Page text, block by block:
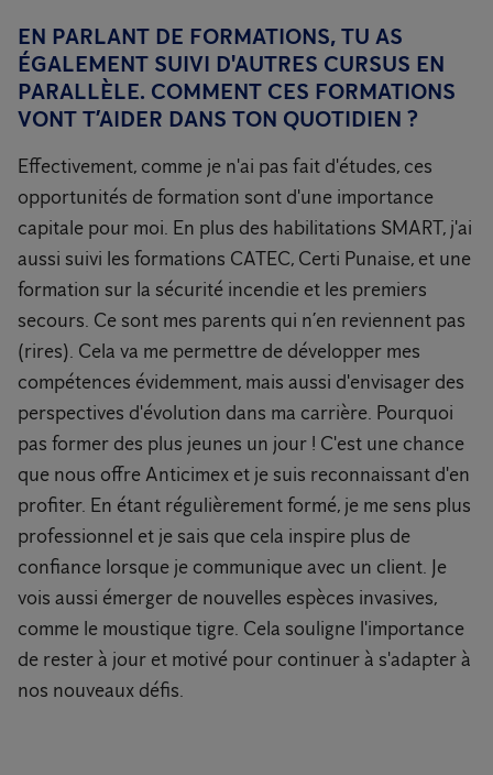
EN PARLANT DE FORMATIONS, TU AS
ÉGALEMENT SUIVI D'AUTRES CURSUS EN
PARALLÈLE. COMMENT CES FORMATIONS
VONT T’AIDER DANS TON QUOTIDIEN ?
Effectivement, comme je n'ai pas fait d'études, ces
opportunités de formation sont d'une importance
capitale pour moi. En plus des habilitations SMART, j'ai
aussi suivi les formations CATEC, Certi Punaise, et une
formation sur la sécurité incendie et les premiers
secours. Ce sont mes parents qui n’en reviennent pas
(rires). Cela va me permettre de développer mes
compétences évidemment, mais aussi d'envisager des
perspectives d'évolution dans ma carrière. Pourquoi
pas former des plus jeunes un jour ! C'est une chance
que nous offre Anticimex et je suis reconnaissant d'en
profiter. En étant régulièrement formé, je me sens plus
professionnel et je sais que cela inspire plus de
confiance lorsque je communique avec un client. Je
vois aussi émerger de nouvelles espèces invasives,
comme le moustique tigre. Cela souligne l'importance
de rester à jour et motivé pour continuer à s'adapter à
nos nouveaux défis.